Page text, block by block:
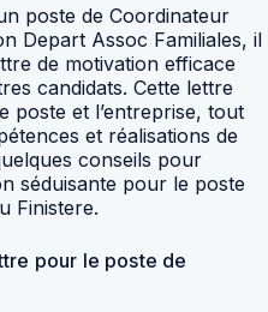
poste de Coordinateur
Depart Assoc Familiales, il
de motivation efficace
candidats. Cette lettre
poste et l’entreprise, tout
et réalisations de
conseils pour
séduisante pour le poste
Finistere.
pour le poste de